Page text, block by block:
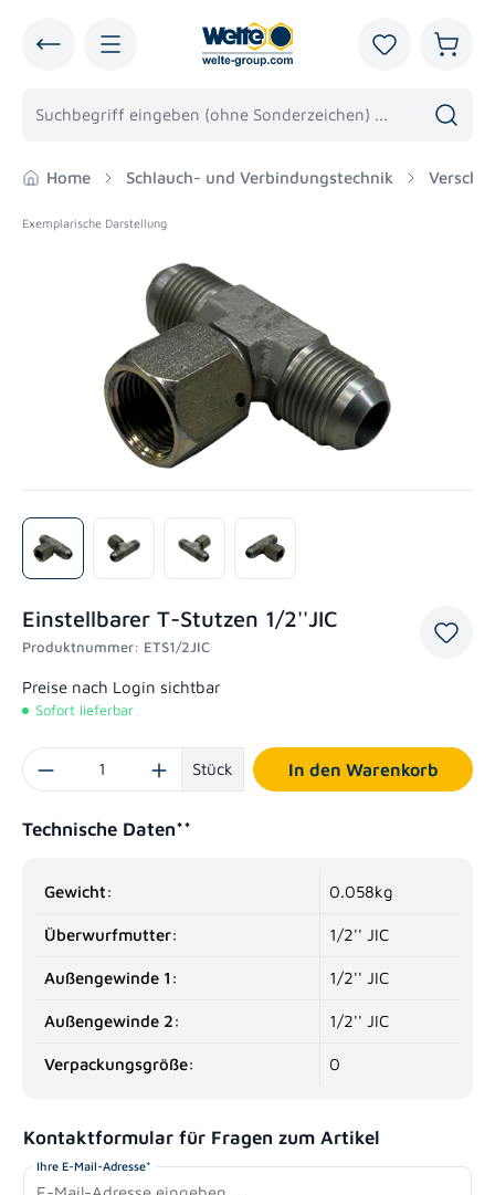
Du hast 0
Home Schlauch- und Verbindungstechnik
Exemplarische Darstellung
Einstellbarer T-Stutzen 1/2''JIC
Produktnummer: ETS1/2JIC
Preise nach Login sichtbar
Sofort lieferbar
Produkt Anzahl: Gib den gewünschten Wert ein oder benutze die Schaltflächen um
Stück In den Warenkorb
Technische Daten**
Gewicht: 0.058kg
Überwurfmutter: 1/2'' JIC
Außengewinde 1: 1/2'' JIC
Außengewinde 2: 1/2'' JIC
Verpackungsgröße: 0
Kontaktformular für Fragen zum Artikel
Ihre E-Mail-Adresse*